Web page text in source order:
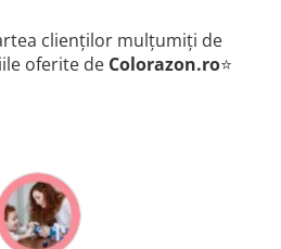
clienților mulțumiți de
oferite de Colorazon.ro⭐